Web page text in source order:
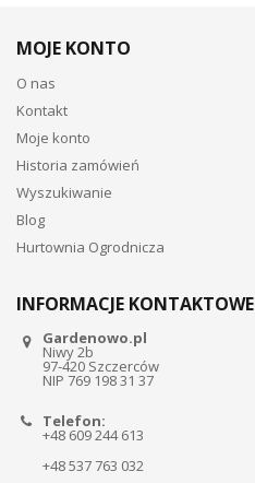
MOJE KONTO
O nas
Kontakt
Moje konto
Historia zamówień
Wyszukiwanie
Blog
Hurtownia Ogrodnicza
INFORMACJE KONTAKTOWE
Gardenowo.pl
Niwy 2b
97-420 Szczerców
NIP 769 198 31 37
Telefon:
+48 609 244 613
+48 537 763 032